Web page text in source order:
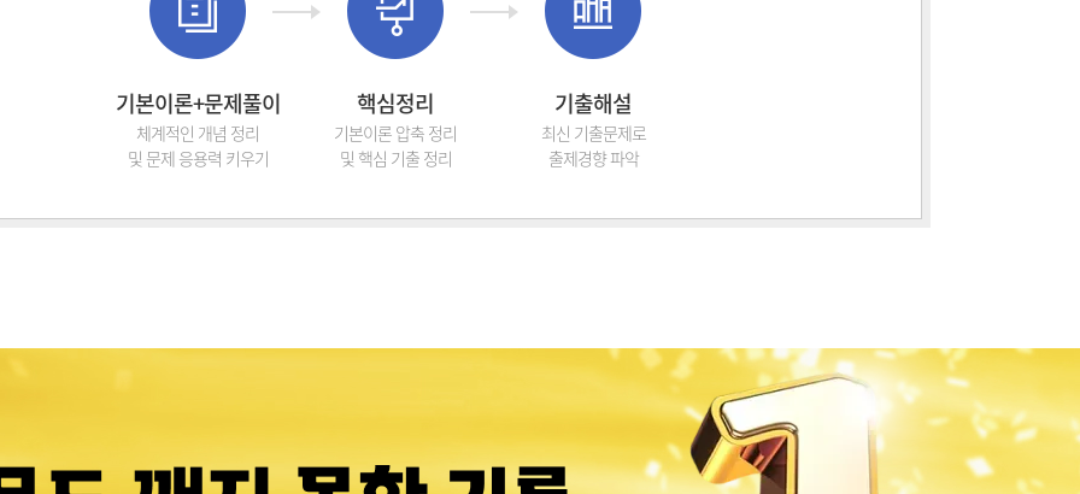
기본이론+문제풀이
체계적인 개념 정리
및 문제 응용력 키우기
핵심정리
기본이론 압축 정리
및 핵심 기출 정리
기출해설
최신 기출문제로
출제경향 파악